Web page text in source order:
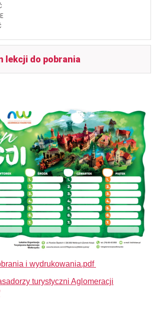
lekcji do pobrania
i wydrukowania.pdf
turystyczni Aglomeracji